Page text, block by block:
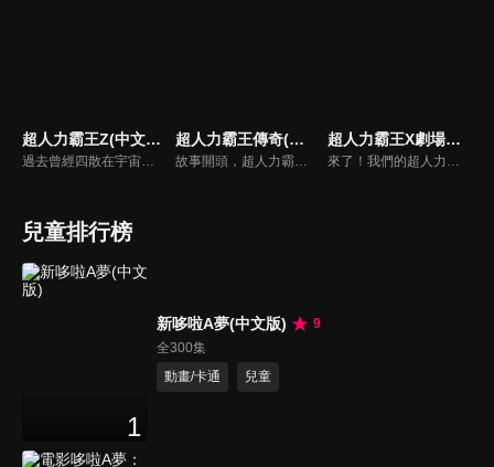
超人力霸王Z(中文版)
過去曾經四散在宇宙各處的惡魔碎片，再度讓宇宙陷入混亂。為了奪回和平的生活，超人力霸王們不停地在宇宙中奮戰。挺身面對邪惡的是超人力霸王0和弟子超人力霸王Z！Z獨自追著怪獸，來到了地球－－。當宇宙怪獸侵襲地球的瞬間，也造就了Z和遙輝的命運相會。兩位年輕人的熱血戰鬥故事，在此揭開序幕！
超人力霸王傳奇(中文版)
故事開頭，超人力霸王傑洛正在宇宙各地消滅剩餘的貝利亞軍團，之後在感應到帝納「超人力霸王帝納」飛鳥真的聲音後，馬上啟程來到了另一顆地球『 Future Earth World』。此刻，2035年，在『Neo Frontier Space』的宇宙中，斯菲亞開始襲擊了SUPER GUTS的火星移民基地。
超人力霸王X劇場版(中文版)
來了！我們的超人力霸王
兒童排行榜
1
新哆啦A夢(中文版)
9
全300集
動畫/卡通
兒童